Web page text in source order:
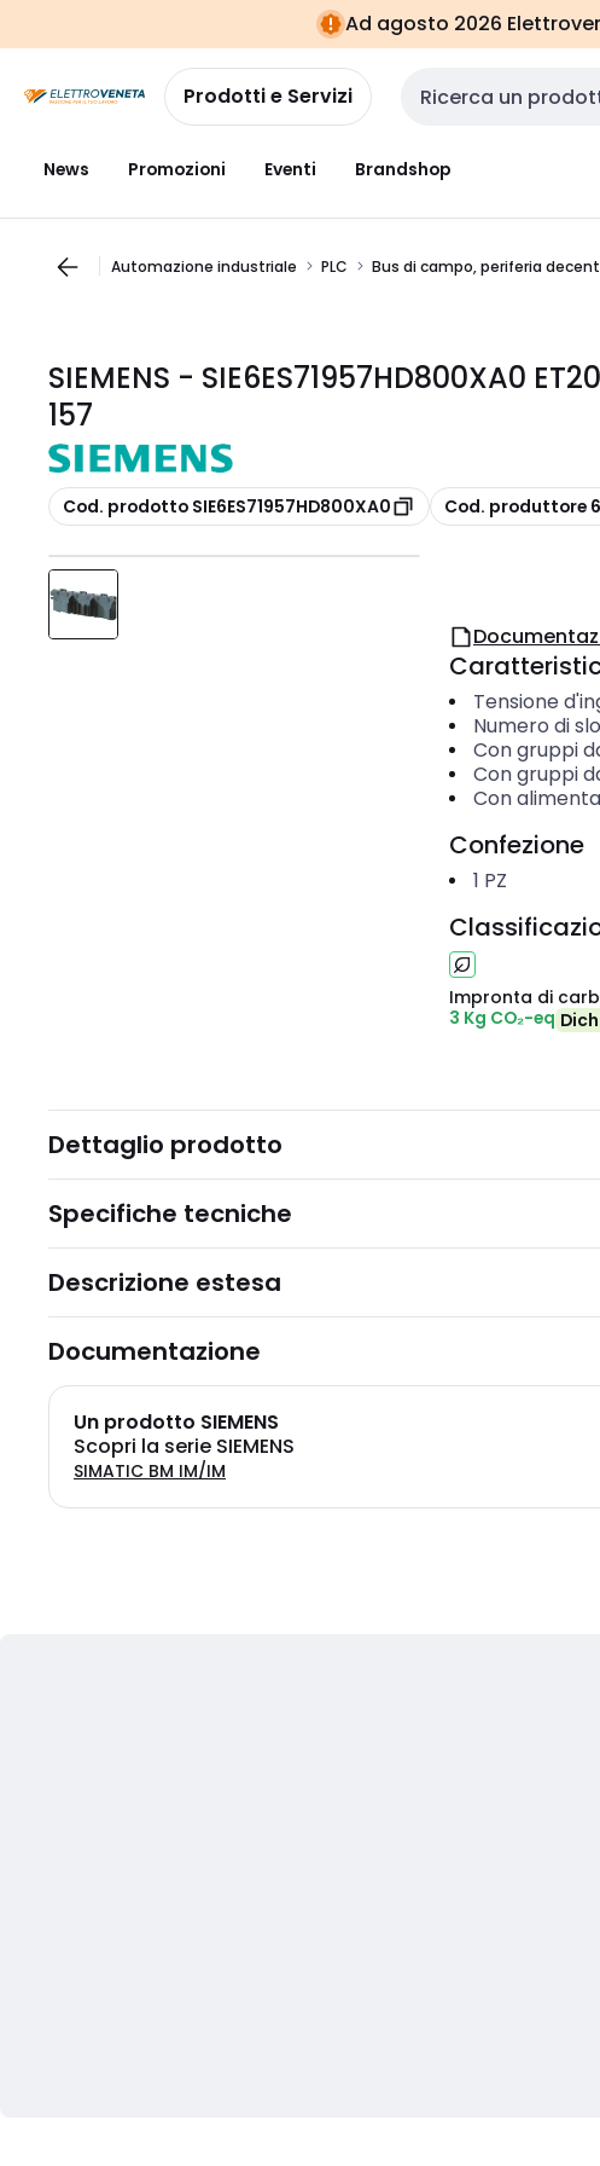
navigazionealla
pagina
Ad agosto 2026
Prodotti e Servizi Cerca input
News Promozioni Eventi Brandshop
Automazione industriale PLC Bus di campo, periferia
SIEMENS - SIE6ES71957HD800XA0
157
copia
Cod. prodotto SIE6ES71957HD800XA0 copia
Cod. produttore
Tensione
Numero di
Con gruppi
Con gruppi
Con
Confezione
1 PZ
Impronta di
3 Kg CO₂-eq
Dettaglio prodotto
Specifiche tecniche
Descrizione estesa
Documentazione
Un prodotto SIEMENS
Scopri la serie SIEMENS
SIMATIC BM IM/IM